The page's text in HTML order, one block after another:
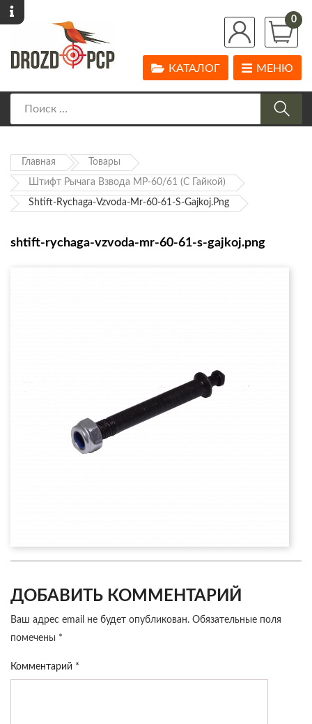
0
МЕНЮ
КАТАЛОГ
Главная Товары
Штифт Рычага Взвода МР-60/61 (с Гайкой)
Shtift-Rychaga-Vzvoda-Mr-60-61-S-Gajkoj.png
shtift-rychaga-vzvoda-mr-60-61-s-gajkoj.png
ДОБАВИТЬ КОММЕНТАРИЙ
Ваш адрес email не будет опубликован. Обязательные поля
помечены *
Комментарий *